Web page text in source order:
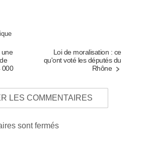
une
000
Loi de moralisation : ce
qu'ont voté les députés du
Rhône
LES COMMENTAIRES
sont fermés